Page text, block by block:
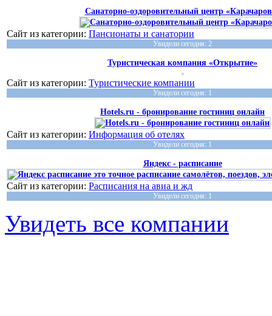
Санаторно-оздоровительный центр
Сайт из категории: Пансионаты и санатории
Увидели сегодня: 2
Туристическая компания «Открытие»
Сайт из категории: Туристические компании
Увидели сегодня: 1
Hotels.ru - бронирование гостиниц онлайн
Сайт из категории: Информация об отелях
Увидели сегодня: 1
Яндекс - расписание
Сайт из категории: Расписания на авиа и жд
Увидели сегодня: 1
Увидеть все компании